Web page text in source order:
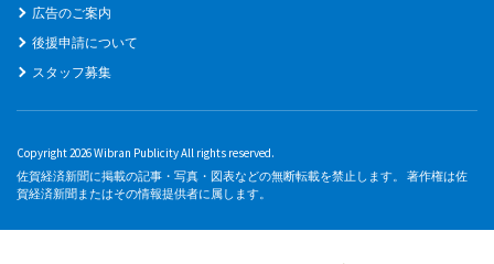
広告のご案内
後援申請について
スタッフ募集
Copyright 2026 Wibran Publicity All rights reserved.
佐賀経済新聞に掲載の記事・写真・図表などの無断転載を禁止します。 著作権は佐
賀経済新聞またはその情報提供者に属します。